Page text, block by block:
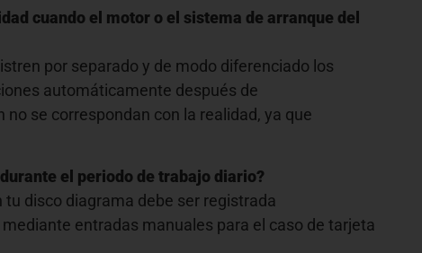
cuando el motor o el sistema de arranque del
por separado y de modo diferenciado los
automáticamente después de
se correspondan con la realidad, ya que
el periodo de trabajo diario?
disco diagrama debe ser registrada
entradas manuales para el caso de tarjeta